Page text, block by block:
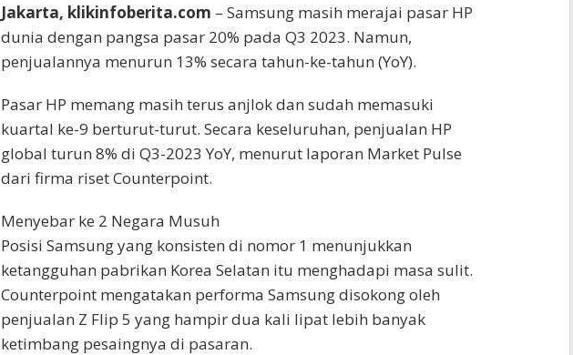
Jakarta, klikinfoberita.com – Samsung masih merajai pasar HP
dunia dengan pangsa pasar 20% pada Q3 2023. Namun,
penjualannya menurun 13% secara tahun-ke-tahun (YoY).
Pasar HP memang masih terus anjlok dan sudah memasuki
kuartal ke-9 berturut-turut. Secara keseluruhan, penjualan HP
global turun 8% di Q3-2023 YoY, menurut laporan Market Pulse
dari firma riset Counterpoint.
Menyebar ke 2 Negara Musuh
Posisi Samsung yang konsisten di nomor 1 menunjukkan
ketangguhan pabrikan Korea Selatan itu menghadapi masa sulit.
Counterpoint mengatakan performa Samsung disokong oleh
penjualan Z Flip 5 yang hampir dua kali lipat lebih banyak
ketimbang pesaingnya di pasaran.